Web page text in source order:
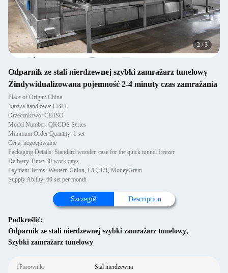
2 /3
Odparnik ze stali nierdzewnej szybki zamrażarz tunelowy
Zindywidualizowana pojemność 2-4 minuty czas zamrażania
Place of Origin: China
Nazwa handlowa: CBFI
Orzecznictwo: CE/ISO
Model Number: QKCDS Series
Minimum Order Quantity: 1 set
Cena: negocjowalne
Packaging Details: Standard wooden case for the quick tunnel freezer
Delivery Time: 30 work days
Payment Terms: Western Union, L/C, T/T, MoneyGram
Supply Ability: 60 set per month
Szczegół Description
Podkreślić:
Odparnik ze stali nierdzewnej szybki zamrażarz tunelowy,
Szybki zamrażarz tunelowy
1Parownik: Stal nierdzewna